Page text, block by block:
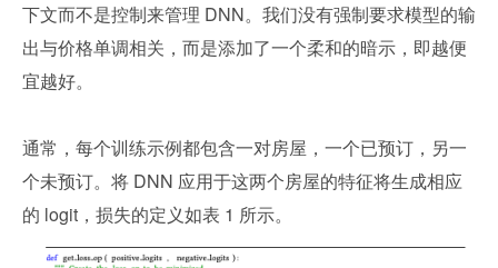
下文而不是控制来管理 DNN。我们没有强制要求模型的输
出与价格单调相关，而是添加了一个柔和的暗示，即越便
宜越好。
通常，每个训练示例都包含一对房屋，一个已预订，另一
个未预订。将 DNN 应用于这两个房屋的特征将生成相应
的 logit，损失的定义如表 1 所示。